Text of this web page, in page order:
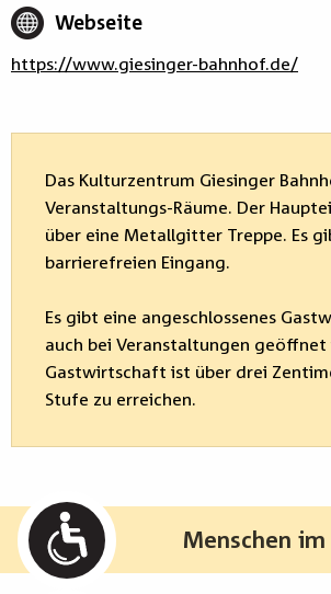
Webseite
https://www.giesinger-bahnhof.de/
Das Kulturzentrum Giesinger
Veranstaltungs-Räume. Der
über eine Metallgitter Treppe. Es
barrierefreien Eingang.
Es gibt eine angeschlossenes
auch bei Veranstaltungen geöffnet
Gastwirtschaft ist über drei
Stufe zu erreichen.
Menschen